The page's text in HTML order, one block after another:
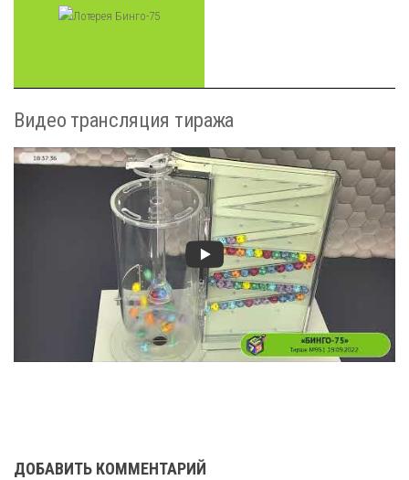
Видео трансляция тиража
ДОБАВИТЬ КОММЕНТАРИЙ